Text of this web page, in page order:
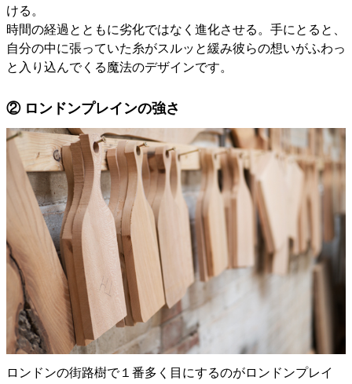
ける。
時間の経過とともに劣化ではなく進化させる。手にとると、
自分の中に張っていた糸がスルッと緩み彼らの想いがふわっ
と入り込んでくる魔法のデザインです。
② ロンドンプレインの強さ
ロンドンの街路樹で１番多く目にするのがロンドンプレイ